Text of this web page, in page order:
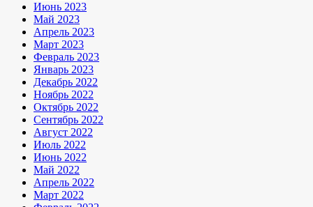
Июнь 2023
Май 2023
Апрель 2023
Март 2023
Февраль 2023
Январь 2023
Декабрь 2022
Ноябрь 2022
Октябрь 2022
Сентябрь 2022
Август 2022
Июль 2022
Июнь 2022
Май 2022
Апрель 2022
Март 2022